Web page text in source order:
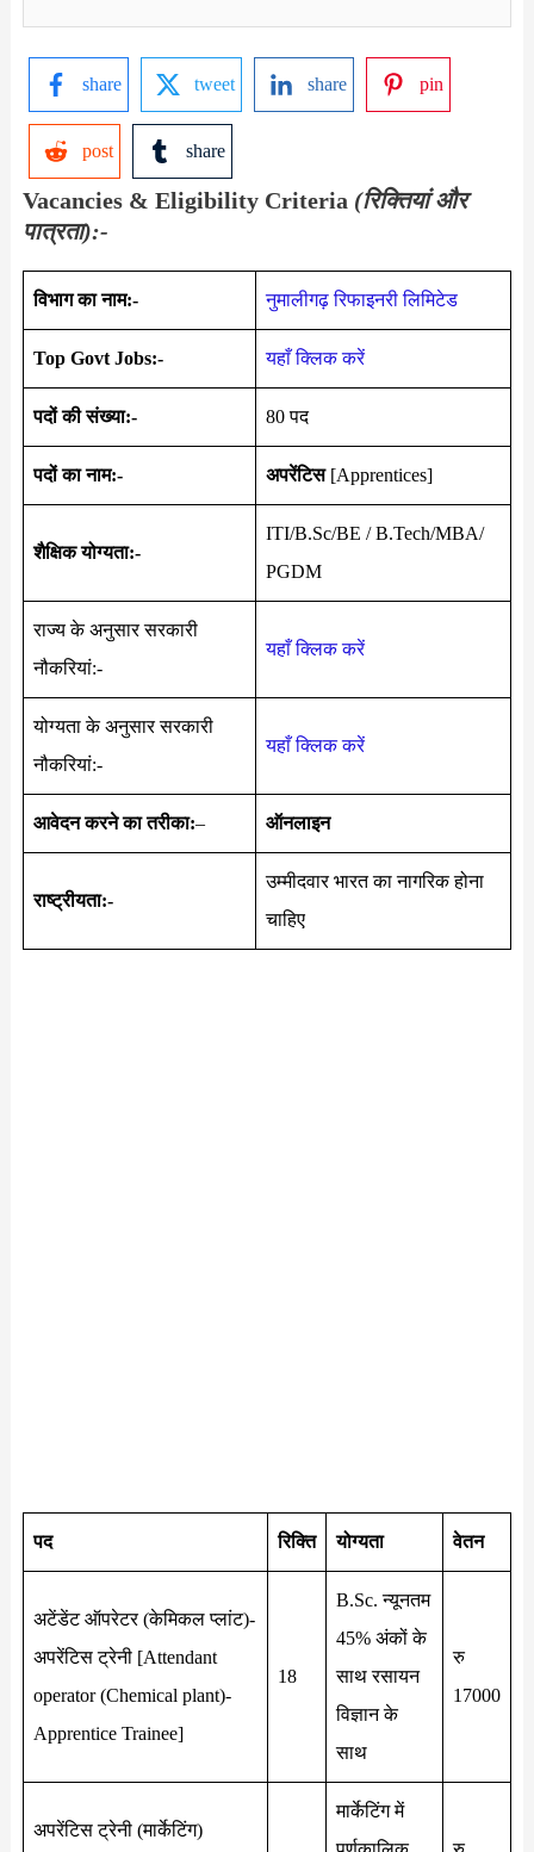
share tweet share pin
post share
Vacancies & Eligibility Criteria (रिक्तियां और
पात्रता):-
विभाग का नाम:- नुमालीगढ़ रिफाइनरी लिमिटेड
Top Govt Jobs:- यहाँ क्लिक करें
पदों की संख्या:- 80 पद
पदों का नाम:- अपरेंटिस[Apprentices]
शैक्षिक योग्यता:-
ITI/B.Sc/BE / B.Tech/MBA/
PGDM
राज्य के अनुसार सरकारी
नौकरियां:-
यहाँ क्लिक करें
योग्यता के अनुसार सरकारी
नौकरियां:-
यहाँ क्लिक करें
आवेदन करने का तरीका:– ऑनलाइन
राष्ट्रीयता:-
उम्मीदवार भारत का नागरिक होना
चाहिए
पद रिक्ति योग्यता वेतन
अटेंडेंट ऑपरेटर (केमिकल प्लांट)-
अपरेंटिस ट्रेनी [Attendant
operator (Chemical plant)-
Apprentice Trainee]
18
B.Sc. न्यूनतम
45% अंकों के
साथ रसायन
विज्ञान के
साथ
रु
17000
अपरेंटिस ट्रेनी (मार्केटिंग)
मार्केटिंग में